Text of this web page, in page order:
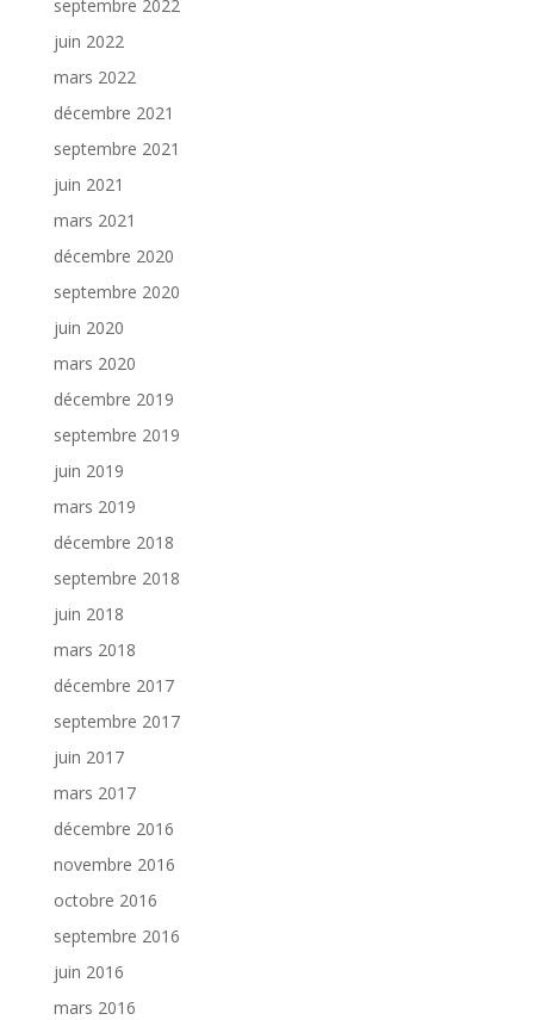
septembre 2022
juin 2022
mars 2022
décembre 2021
septembre 2021
juin 2021
mars 2021
décembre 2020
septembre 2020
juin 2020
mars 2020
décembre 2019
septembre 2019
juin 2019
mars 2019
décembre 2018
septembre 2018
juin 2018
mars 2018
décembre 2017
septembre 2017
juin 2017
mars 2017
décembre 2016
novembre 2016
octobre 2016
septembre 2016
juin 2016
mars 2016